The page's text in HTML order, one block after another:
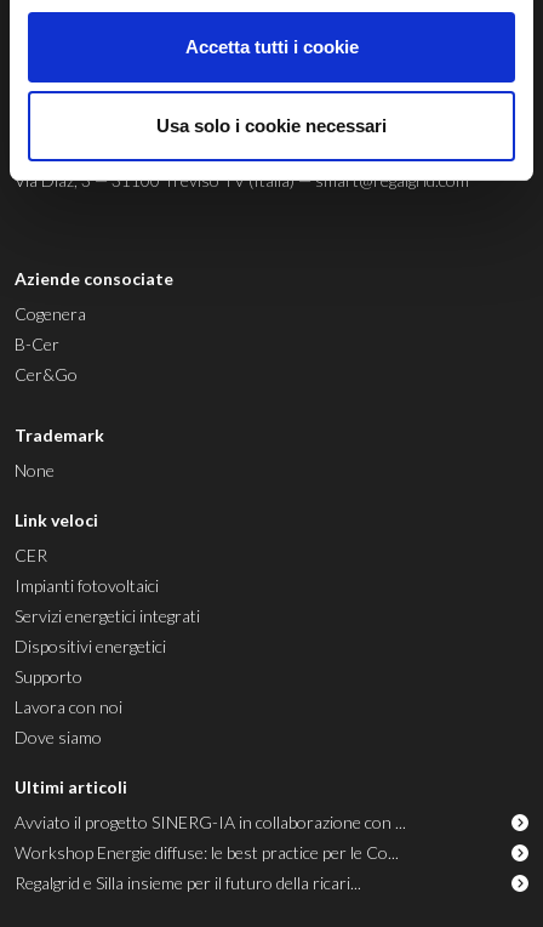
Accetta tutti i cookie
Usa solo i cookie necessari
con lo scopo di sviluppare un sistema sostenibile, avanzato e
innovativo di gestione dell’energia rinnovabile.
Via Diaz, 3 — 31100 Treviso TV (Italia) —smart@regalgrid.com
Aziende consociate
Cogenera
B-Cer
Cer&Go
Trademark
None
Link veloci
CER
Impianti fotovoltaici
Servizi energetici integrati
Dispositivi energetici
Supporto
Lavora con noi
Dove siamo
Ultimi articoli
Avviato il progetto SINERG-IA in collaborazione con ...
Workshop Energie diffuse: le best practice per le Co...
Regalgrid e Silla insieme per il futuro della ricari...